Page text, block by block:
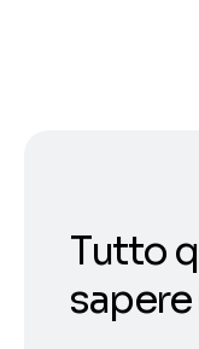
Tutto
sapere